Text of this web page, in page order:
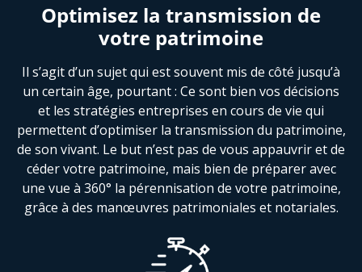
Optimisez la transmission de
votre patrimoine
Il s’agit d’un sujet qui est souvent mis de côté jusqu’à
un certain âge, pourtant : Ce sont bien vos décisions
et les stratégies entreprises en cours de vie qui
permettent d’optimiser la transmission du patrimoine,
de son vivant. Le but n’est pas de vous appauvrir et de
céder votre patrimoine, mais bien de préparer avec
une vue à 360° la pérennisation de votre patrimoine,
grâce à des manœuvres patrimoniales et notariales.